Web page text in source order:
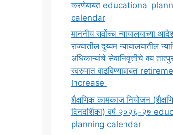
करणेबाबत educational
calendar
माननीय सर्वोच्च न्यायालयाच्या
राज्यातील दुय्यम न्यायालयातील
अधिकाऱ्यांचे सेवानिवृत्तीचे वय
स्वरुपात वाढविण्याबाबत
increase
शैक्षणिक कामकाज नियोजन
दिनदर्शिका) वर्ष २०२६-२७
planning calendar